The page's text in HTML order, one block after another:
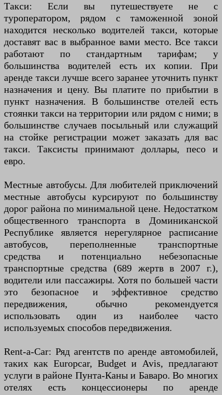
Такси: Если вы путешествуете не с
туроператором, рядом с таможенной зоной
находится несколько водителей такси, которые
доставят вас в выбранное вами место. Все такси
работают по стандартным тарифам; у
большинства водителей есть их копии. При
аренде такси лучше всего заранее уточнить пункт
назначения и цену. Вы платите по прибытии в
пункт назначения. В большинстве отелей есть
стоянки такси на территории или рядом с ними; в
большинстве случаев посыльный или служащий
на стойке регистрации может заказать для вас
такси. Таксисты принимают доллары, песо и
евро.
Местные автобусы. Для любителей приключений
местные автобусы курсируют по большинству
дорог района по минимальной цене. Недостатком
общественного транспорта в Доминиканской
Республике является нерегулярное расписание
автобусов, переполненные транспортные
средства и потенциально небезопасные
транспортные средства (689 жертв в 2007 г.),
водители или пассажиры. Хотя по большей части
это безопасное и эффективное средство
передвижения, обычно рекомендуется
использовать один из наиболее часто
используемых способов передвижения.
Rent-a-Car: Ряд агентств по аренде автомобилей,
таких как Europcar, Budget и Avis, предлагают
услуги в районе Пунта-Каны и Баваро. Во многих
отелях есть концессионеры по аренде